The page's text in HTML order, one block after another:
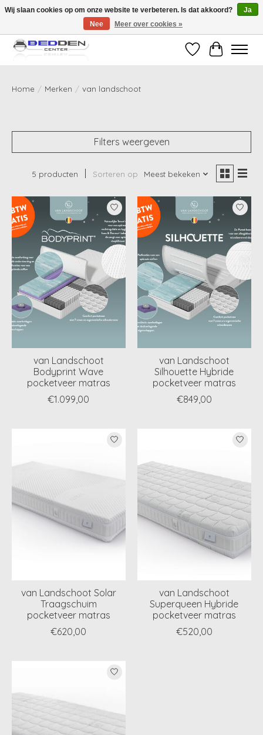
Standaard matrassen binnen 24 uur gratis geleverd!
Verlanglijst
Home / Merken / van landschoot
Filters weergeven
5 producten Sorteren op Meest bekeken
van Landschoot
Bodyprint Wave
pocketveer matras
€1.099,00
van Landschoot
Silhouette Hybride
pocketveer matras
€849,00
van Landschoot Solar
Traagschuim
pocketveer matras
€620,00
van Landschoot
Superqueen Hybride
pocketveer matras
€520,00
Wij slaan cookies op om onze website te verbeteren. Is dat akkoord?
Ja
Nee
Meer over cookies »